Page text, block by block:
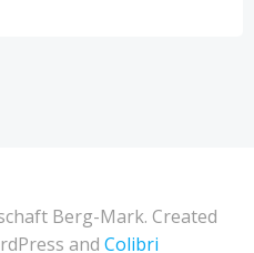
Berg-Mark. Created
and Colibri